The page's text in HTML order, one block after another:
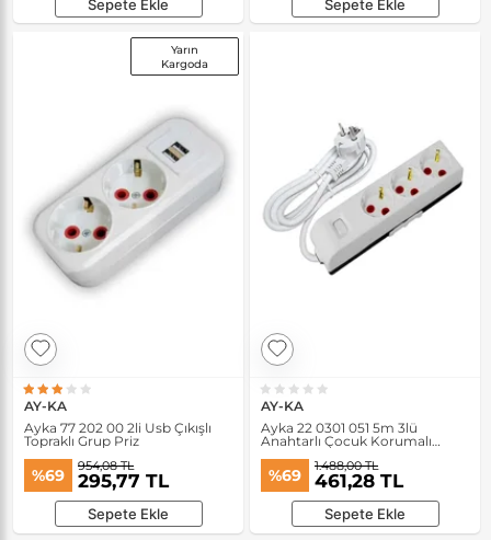
Sepete Ekle Sepete Ekle
Yarın
Kargoda
AY-KA
Ayka 77 202 00 2li Usb Çıkışlı
Topraklı Grup Priz
%69 954,08 TL
295,77 TL
Sepete Ekle
AY-KA
Ayka 22 0301 051 5m 3lü
Anahtarlı Çocuk Korumalı
%69 1.488,00 TL
461,28 TL
Sepete Ekle